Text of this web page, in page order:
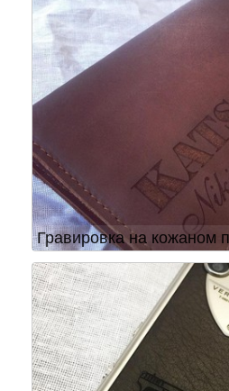
Гравировка на кожаном